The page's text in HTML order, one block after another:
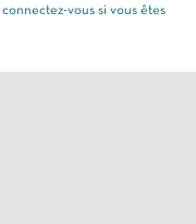
connectez-vous si vous êtes